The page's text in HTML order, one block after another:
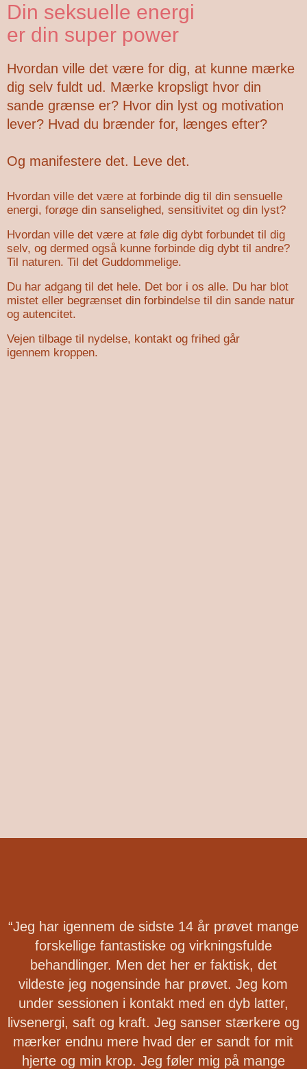
Din seksuelle energi
er din super power
Hvordan ville det være for dig, at kunne mærke
dig selv fuldt ud. Mærke kropsligt hvor din
sande grænse er? Hvor din lyst og motivation
lever? Hvad du brænder for, længes efter?
Og manifestere det. Leve det.
Hvordan ville det være at forbinde dig til din sensuelle
energi, forøge din sanselighed, sensitivitet og din lyst?
Hvordan ville det være at føle dig dybt forbundet til dig
selv, og dermed også kunne forbinde dig dybt til andre?
Til naturen. Til det Guddommelige.
Du har adgang til det hele. Det bor i os alle. Du har blot
mistet eller begrænset din forbindelse til din sande natur
og autencitet.
Vejen tilbage til nydelse, kontakt og frihed går
igennem kroppen.
“Jeg har igennem de sidste 14 år prøvet mange
forskellige fantastiske og virkningsfulde
behandlinger. Men det her er faktisk, det
vildeste jeg nogensinde har prøvet. Jeg kom
under sessionen i kontakt med en dyb latter,
livsenergi, saft og kraft. Jeg sanser stærkere og
mærker endnu mere hvad der er sandt for mit
hjerte og min krop. Jeg føler mig på mange